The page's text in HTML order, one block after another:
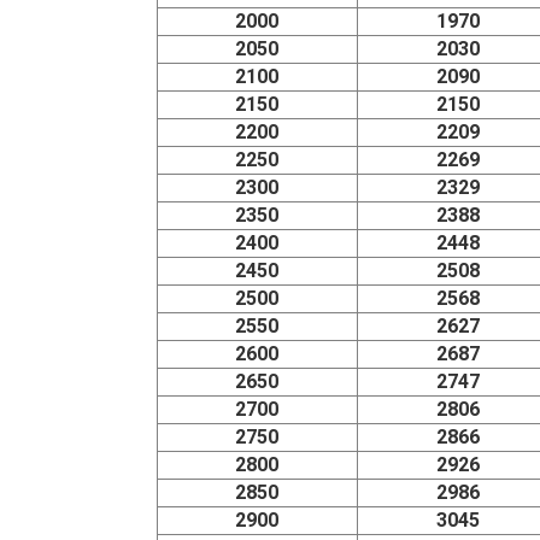
2000
1970
2050
2030
2100
2090
2150
2150
2200
2209
2250
2269
2300
2329
2350
2388
2400
2448
2450
2508
2500
2568
2550
2627
2600
2687
2650
2747
2700
2806
2750
2866
2800
2926
2850
2986
2900
3045